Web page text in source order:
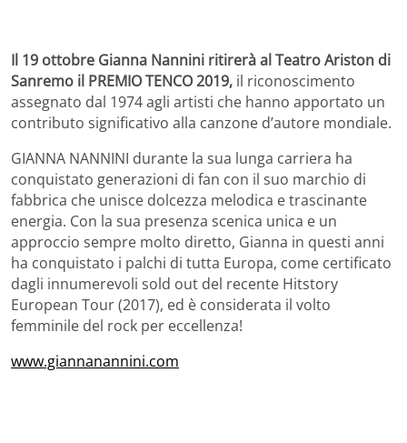
Il 19 ottobre Gianna Nannini ritirerà al Teatro Ariston di
Sanremo il PREMIO TENCO 2019, il riconoscimento
assegnato dal 1974 agli artisti che hanno apportato un
contributo significativo alla canzone d’autore mondiale.
GIANNA NANNINI durante la sua lunga carriera ha
conquistato generazioni di fan con il suo marchio di
fabbrica che unisce dolcezza melodica e trascinante
energia. Con la sua presenza scenica unica e un
approccio sempre molto diretto, Gianna in questi anni
ha conquistato i palchi di tutta Europa, come certificato
dagli innumerevoli sold out del recente Hitstory
European Tour (2017), ed è considerata il volto
femminile del rock per eccellenza!
www.giannanannini.com